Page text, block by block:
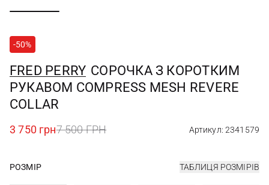
-50%
FRED PERRY СОРОЧКА З КОРОТКИМ
РУКАВОМ COMPRESS MESH REVERE
COLLAR
3 750 грн7 500 ГРН Артикул: 2341579
РОЗМІР ТАБЛИЦЯ РОЗМІРІВ